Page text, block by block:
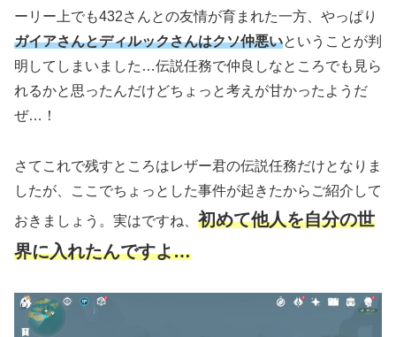
ーリー上でも432さんとの友情が育まれた一方、やっぱり
ガイアさんとディルックさんはクソ仲悪いということが判
明してしまいました…伝説任務で仲良しなところでも見ら
れるかと思ったんだけどちょっと考えが甘かったようだ
ぜ…！
さてこれで残すところはレザー君の伝説任務だけとなりま
したが、ここでちょっとした事件が起きたからご紹介して
おきましょう。実はですね、 初めて他人を自分の世
界に入れたんですよ…